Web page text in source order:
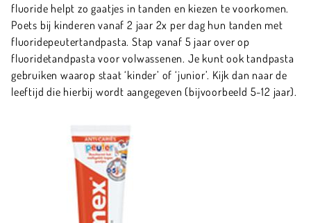
fluoride helpt zo gaatjes in tanden en kiezen te voorkomen.
Poets bij kinderen vanaf 2 jaar 2x per dag hun tanden met
fluoridepeutertandpasta. Stap vanaf 5 jaar over op
fluoridetandpasta voor volwassenen. Je kunt ook tandpasta
gebruiken waarop staat ‘kinder’ of ‘junior’. Kijk dan naar de
leeftijd die hierbij wordt aangegeven (bijvoorbeeld 5-12 jaar).